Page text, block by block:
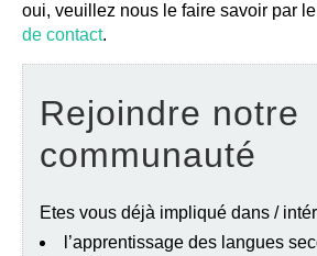
oui, veuillez nous le faire savoir par
de contact.
Rejoindre notre
communauté
Etes vous déjà impliqué dans /
l’apprentissage des langues